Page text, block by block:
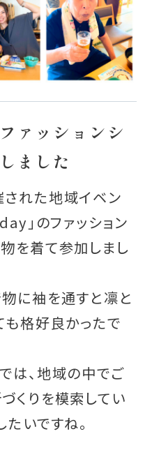
ァッションシ
ました
れた地域イベン
」のファッション
を着て参加しまし
に袖を通すと凛と
も格好良かったで
は、地域の中でご
くりを模索してい
いですね。